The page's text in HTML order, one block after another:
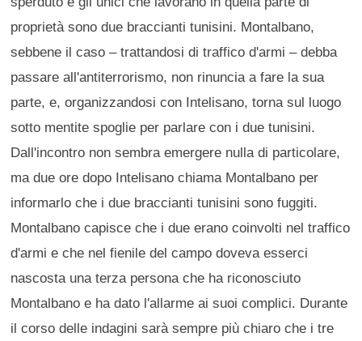
proprietà sono due braccianti tunisini. Montalbano,
sebbene il caso – trattandosi di traffico d'armi – debba
passare all'antiterrorismo, non rinuncia a fare la sua
parte, e, organizzandosi con Intelisano, torna sul luogo
sotto mentite spoglie per parlare con i due tunisini.
Dall'incontro non sembra emergere nulla di particolare,
ma due ore dopo Intelisano chiama Montalbano per
informarlo che i due braccianti tunisini sono fuggiti.
Montalbano capisce che i due erano coinvolti nel traffico
d'armi e che nel fienile del campo doveva esserci
nascosta una terza persona che ha riconosciuto
Montalbano e ha dato l'allarme ai suoi complici. Durante
il corso delle indagini sarà sempre più chiaro che i tre